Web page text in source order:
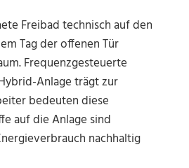
Freibad technisch auf den
Tag der offenen Tür
Frequenzgesteuerte
Anlage trägt zur
bedeuten diese
auf die Anlage sind
nachhaltig